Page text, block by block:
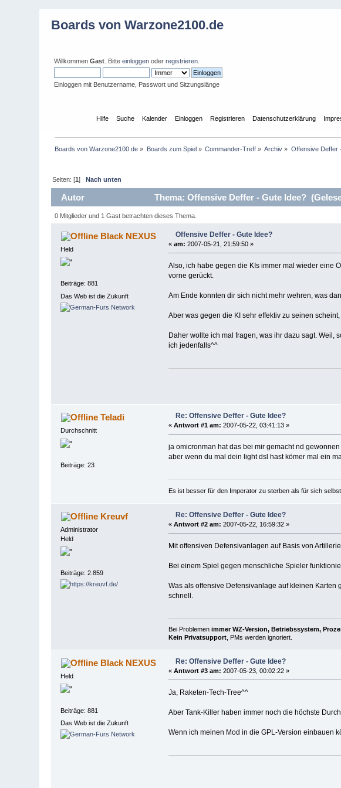
Boards von Warzone2100.de
WillkommenGast . Bitteeinloggen oderregistrieren
Einloggen mit Benutzername, Passwort und Sitzungslänge
Hilfe Suche Kalender Einloggen Registrieren Datenschutzerklärung
Boards von Warzone2100.de » Boards zum Spiel» Commander-Treff » Archiv » Offensive Deffer
Seiten: [1]Nach unten
Autor Thema: Offensive Deffer - Gute Idee?
0 Mitglieder und 1 Gast betrachten dieses Thema.
Black NEXUS
Held
Beiträge: 881
Das Web ist die Zukunft
Offensive Deffer - Gute Idee?
« am: 2007-05-21, 21:59:50 »
Also, ich habe gegen die KIs immer mal wieder eine
vorne gerückt.
Am Ende konnten dir sich nicht mehr wehren, was
Aber was gegen die KI sehr effektiv zu seinen
Daher wollte ich mal fragen, was ihr dazu sagt. Weil,
ich jedenfalls^^
Teladi
Durchschnitt
Beiträge: 23
Re: Offensive Deffer - Gute Idee?
« Antwort #1 am: 2007-05-22, 03:41:13 »
ja omicronman hat das bei mir gemacht nd
aber wenn du mal dein light dsl hast kömer mal ein
Es ist besser für den Imperator zu sterben als für sich selbst
Kreuvf
Administrator
Held
Beiträge: 2.859
Re: Offensive Deffer - Gute Idee?
« Antwort #2 am: 2007-05-22, 16:59:32 »
Mit offensiven Defensivanlagen auf Basis von
Bei einem Spiel gegen menschliche Spieler
Was als offensive Defensivanlage auf kleinen Karten
schnell.
Bei Problemen immer WZ-Version, Betriebssystem,
Kein Privatsupport, PMs werden ignoriert.
Black NEXUS
Held
Beiträge: 881
Das Web ist die Zukunft
Re: Offensive Deffer - Gute Idee?
« Antwort #3 am: 2007-05-23, 00:02:22 »
Ja, Raketen-Tech-Tree^^
Aber Tank-Killer haben immer noch die höchste
Wenn ich meinen Mod in die GPL-Version einbauen